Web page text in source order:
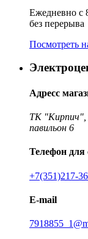
Ежедневно с
без перерыва
Посмотреть
Адресс
ТК "Кирпич",
павильон 6
Телефон для
+7(351)217-
E-mail